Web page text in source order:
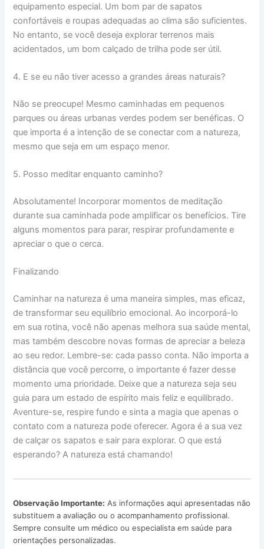
equipamento especial. Um bom par de sapatos
confortáveis e roupas adequadas ao clima são suficientes.
No entanto, se você deseja explorar terrenos mais
acidentados, um bom calçado de trilha pode ser útil.
4. E se eu não tiver acesso a grandes áreas naturais?
Não se preocupe! Mesmo caminhadas em pequenos
parques ou áreas urbanas verdes podem ser benéficas. O
que importa é a intenção de se conectar com a natureza,
mesmo que seja em um espaço menor.
5. Posso meditar enquanto caminho?
Absolutamente! Incorporar momentos de meditação
durante sua caminhada pode amplificar os benefícios. Tire
alguns momentos para parar, respirar profundamente e
apreciar o que o cerca.
Finalizando
Caminhar na natureza é uma maneira simples, mas eficaz,
de transformar seu equilíbrio emocional. Ao incorporá-lo
em sua rotina, você não apenas melhora sua saúde mental,
mas também descobre novas formas de apreciar a beleza
ao seu redor. Lembre-se: cada passo conta. Não importa a
distância que você percorre, o importante é fazer desse
momento uma prioridade. Deixe que a natureza seja seu
guia para um estado de espírito mais feliz e equilibrado.
Aventure-se, respire fundo e sinta a magia que apenas o
contato com a natureza pode oferecer. Agora é a sua vez
de calçar os sapatos e sair para explorar. O que está
esperando? A natureza está chamando!
Observação Importante: As informações aqui apresentadas não
substituem a avaliação ou o acompanhamento profissional.
Sempre consulte um médico ou especialista em saúde para
orientações personalizadas.